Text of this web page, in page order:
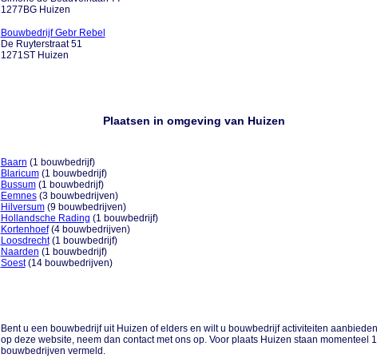
1277BG Huizen
Bouwbedrijf Gebr Rebel
De Ruyterstraat 51
1271ST Huizen
Plaatsen in omgeving van Huizen
Baarn (1 bouwbedrijf)
Blaricum(1 bouwbedrijf)
Bussum(1 bouwbedrijf)
Eemnes(3 bouwbedrijven)
Hilversum(9 bouwbedrijven)
Hollandsche Rading (1 bouwbedrijf)
Kortenhoef(4 bouwbedrijven)
Loosdrecht(1 bouwbedrijf)
Naarden (1 bouwbedrijf)
Soest(14 bouwbedrijven)
Bent u een bouwbedrijf uit Huizen of elders en wilt u bouwbedrijf activiteiten aanbieden
op deze website, neem dan contact met ons op. Voor plaats Huizen staan momenteel
bouwbedrijven vermeld.